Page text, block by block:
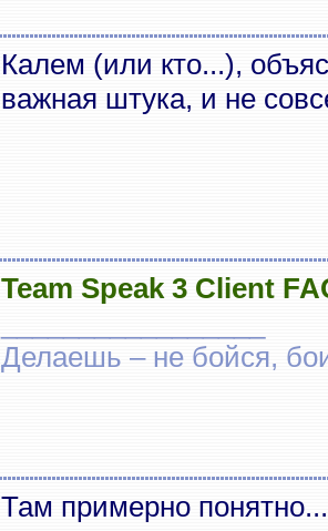
Калем (или кто...),
важная штука, и не
Team Speak 3 Client
Делаешь – не бойся,
Там примерно понятно...